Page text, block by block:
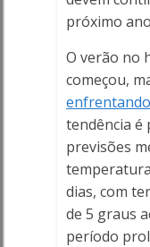
-
próximo
O verão no
começou,
tendência é
previsões
dias, com
de 5 graus
período